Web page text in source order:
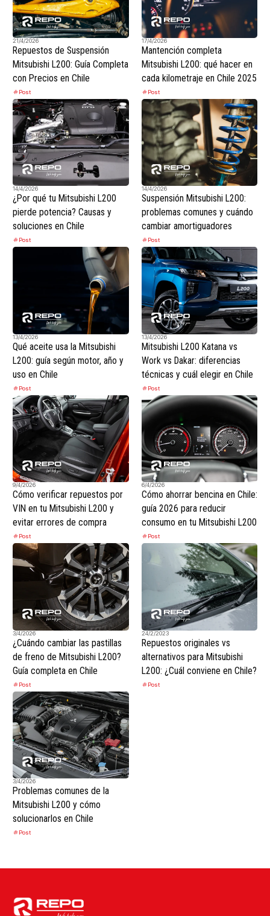
21/4/2026
Repuestos de Suspensión
Mitsubishi L200: Guía Completa
con Precios en Chile
Post
17/4/2026
Mantención completa
Mitsubishi L200: qué hacer en
cada kilometraje en Chile 2025
Post
14/4/2026
¿Por qué tu Mitsubishi L200
pierde potencia? Causas y
soluciones en Chile
Post
14/4/2026
Suspensión Mitsubishi L200:
problemas comunes y cuándo
cambiar amortiguadores
Post
13/4/2026
Qué aceite usa la Mitsubishi
L200: guía según motor, año y
uso en Chile
Post
13/4/2026
Mitsubishi L200 Katana vs
Work vs Dakar: diferencias
técnicas y cuál elegir en Chile
Post
9/4/2026
Cómo verificar repuestos por
VIN en tu Mitsubishi L200 y
evitar errores de compra
Post
6/4/2026
Cómo ahorrar bencina en Chile:
guía 2026 para reducir
consumo en tu Mitsubishi L200
Post
3/4/2026
¿Cuándo cambiar las pastillas
de freno de Mitsubishi L200?
Guía completa en Chile
Post
24/2/2023
Repuestos originales vs
alternativos para Mitsubishi
L200: ¿Cuál conviene en Chile?
Post
3/4/2026
Problemas comunes de la
Mitsubishi L200 y cómo
solucionarlos en Chile
Post